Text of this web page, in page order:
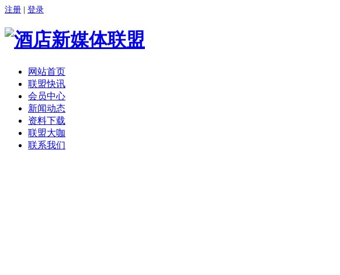
注册 登录
网站首页
联盟快讯
会员中心
新闻动态
资料下载
联盟大咖
联系我们